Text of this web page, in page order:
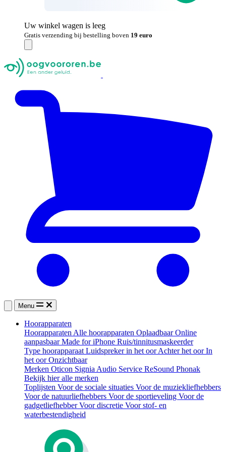
Uw winkel wagen is leeg
Gratis verzending bij bestelling boven 19 euro
Menu
Hoorapparaten
Hoorapparaten Alle hoorapparaten OplaadbaarOnline
aanpasbaarMade for iPhone Ruis/tinnitusmaskeerder
Type hoorapparaat Luidspreker in het oorAchter het oorIn
het oorOnzichtbaar
Merken Oticon Signia Audio Service ReSound Phonak
Bekijk hier alle merken
Toplijsten Voor de sociale situaties Voor de muziekliefhebbers
Voor de natuurliefhebbers Voor de sportieveling Voor de
gadgetliefhebberVoor discretie Voor stof- en
waterbestendigheid